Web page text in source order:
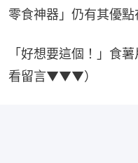
零食神器」仍有其優點
「好想要這個！」食
看留言▼▼▼）